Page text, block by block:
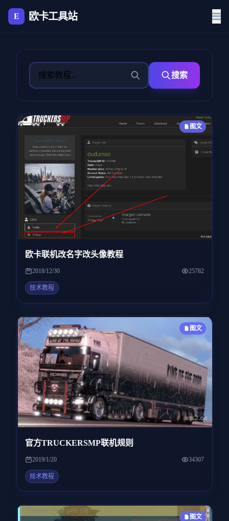
E 欧卡工具站
搜索
图文
欧卡联机改名字改头像教程
2018/12/30 25782
技术教程
图文
官方TRUCKERSMP联机规则
2019/1/20 34307
技术教程
图文